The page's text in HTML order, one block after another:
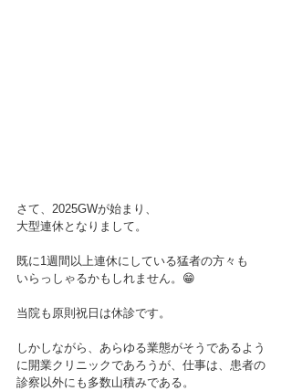
さて、2025GWが始まり、
大型連休となりまして。
既に1週間以上連休にしている猛者の方々も
いらっしゃるかもしれません。😁
当院も原則祝日は休診です。
しかしながら、あらゆる業態がそうであるよう
に開業クリニックであろうが、仕事は、患者の
診察以外にも多数山積みである。